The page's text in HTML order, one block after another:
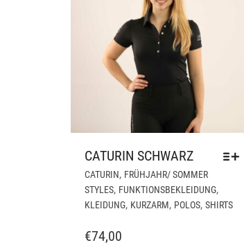
CATURIN SCHWARZ
CATURIN, FRÜHJAHR/ SOMMER
STYLES, FUNKTIONSBEKLEIDUNG,
KLEIDUNG, KURZARM, POLOS, SHIRTS
€74,00